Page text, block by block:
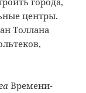
центры.
Толлана
Времени-